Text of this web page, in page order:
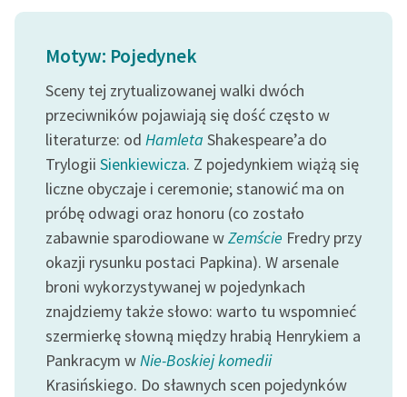
feministycznej
Ręce pełne poezji
Kolekcje edukacyjne
twórców przechodzących
do domeny publicznej,
lektur szkolnych oraz
Starego Testamentu
Odkurzamy bohaterów
Szkoła Poezji Wolnych
Lektur
O nas
Kontakt
O projekcie
Motyw: Pojedynek
Sceny tej zrytualizowanej walki dwóch
przeciwników pojawiają się dość często w
literaturze: od Hamleta Shakespeare’a do
Trylogii Sienkiewicza. Z pojedynkiem wiążą się
liczne obyczaje i ceremonie; stanowić ma on
próbę odwagi oraz honoru (co zostało
zabawnie sparodiowane wZemście Fredry przy
okazji rysunku postaci Papkina). W arsenale
broni wykorzystywanej w pojedynkach
znajdziemy także słowo: warto tu wspomnieć
szermierkę słowną między hrabią Henrykiem a
Pankracym wNie-Boskiej komedii
Krasińskiego. Do sławnych scen pojedynków